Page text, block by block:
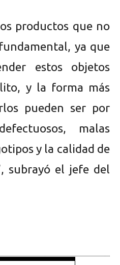
productos que no
ya que
estos objetos
y la forma más
pueden ser por
malas
y la calidad de
subrayó el jefe del